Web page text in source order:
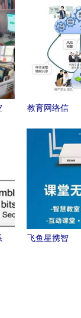
教育网络信
闭环思维与
远程技术筑
飞鱼星携智